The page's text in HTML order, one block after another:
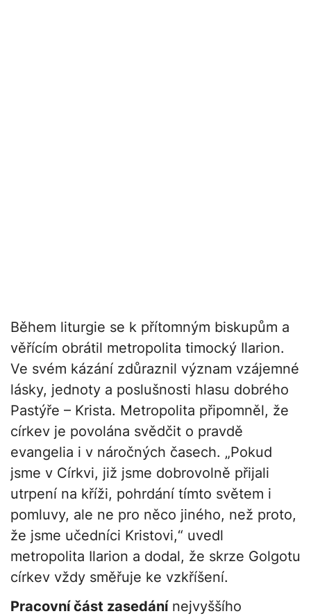
Během liturgie se k přítomným biskupům a
věřícím obrátil metropolita timocký Ilarion.
Ve svém kázání zdůraznil význam vzájemné
lásky, jednoty a poslušnosti hlasu dobrého
Pastýře – Krista. Metropolita připomněl, že
církev je povolána svědčit o pravdě
evangelia i v náročných časech. „Pokud
jsme v Církvi, již jsme dobrovolně přijali
utrpení na kříži, pohrdání tímto světem i
pomluvy, ale ne pro něco jiného, než proto,
že jsme učedníci Kristovi,“ uvedl
metropolita Ilarion a dodal, že skrze Golgotu
církev vždy směřuje ke vzkříšení.
Pracovní část zasedánínejvyššího